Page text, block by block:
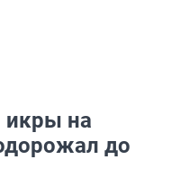
икры на
до